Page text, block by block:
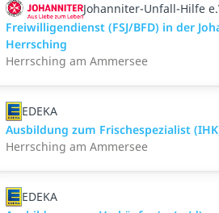
Johanniter-Unfall-Hilfe
Freiwilligendienst (FSJ/BFD) in der
Herrsching
Herrsching am Ammersee
EDEKA
Ausbildung zum Frischespezialist
Herrsching am Ammersee
EDEKA